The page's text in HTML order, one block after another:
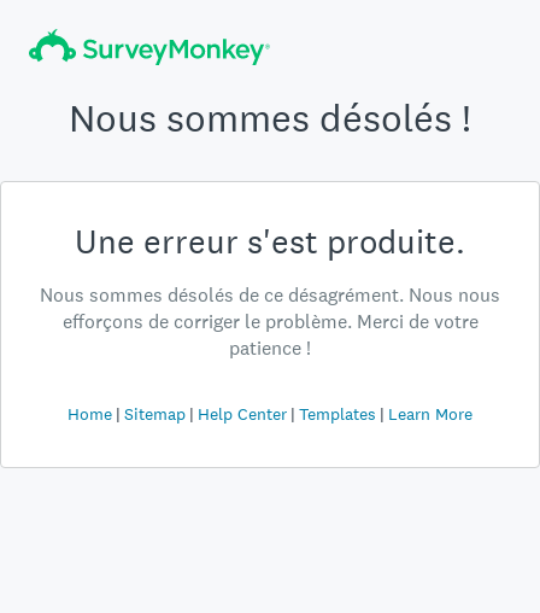
Nous sommes désolés !
Une erreur s'est produite.
Nous sommes désolés de ce désagrément. Nous nous
efforçons de corriger le problème. Merci de votre
patience !
Home Sitemap Help Center Templates Learn More